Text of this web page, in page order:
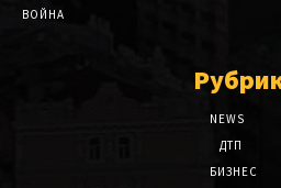
ВОЙНА
NEWS
ДТП
БИЗНЕС